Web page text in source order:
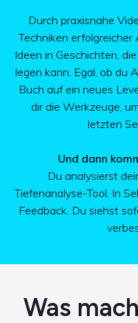
Durch praxisnahe
Techniken
Ideen in Geschichten,
legen kann. Egal, ob du
Buch auf ein neues
dir die Werkzeuge,
letzten
Und dann
Du analysierst
Tiefenanalyse-Tool. In
Feedback. Du siehst
Was